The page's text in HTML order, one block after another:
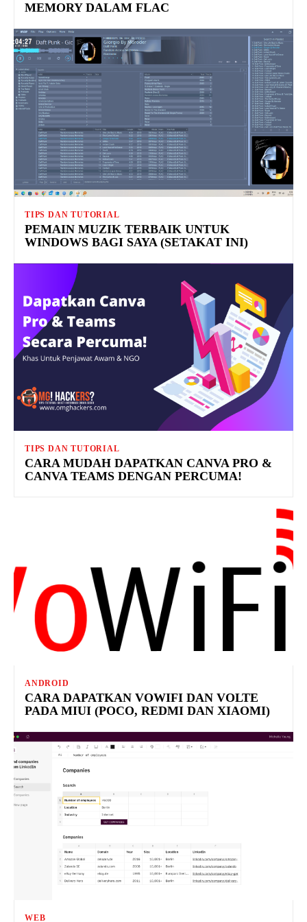
MEMORY DALAM FLAC
TIPS DAN TUTORIAL
PEMAIN MUZIK TERBAIK UNTUK
WINDOWS BAGI SAYA (SETAKAT INI)
TIPS DAN TUTORIAL
CARA MUDAH DAPATKAN CANVA PRO &
CANVA TEAMS DENGAN PERCUMA!
ANDROID
CARA DAPATKAN VOWIFI DAN VOLTE
PADA MIUI (POCO, REDMI DAN XIAOMI)
WEB